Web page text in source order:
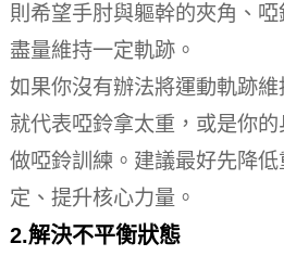
則希望手肘與軀幹的夾角、
盡量維持一定軌跡。
如果你沒有辦法將運動軌跡
就代表啞鈴拿太重，或是你
做啞鈴訓練。 建議最好先降
定、提升核心力量。
2.解決不平衡狀態